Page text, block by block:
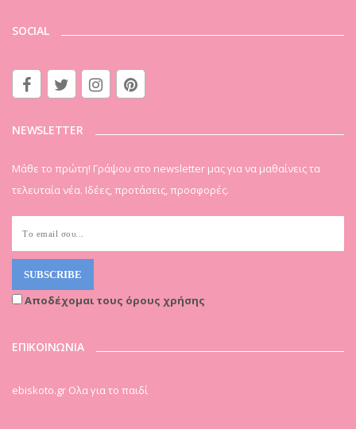
SOCIAL
NEWSLETTER
Μάθε το πρώτη! Γράψου στο newsletter μας για να μαθαίνεις τα
τελευταία νέα. Ιδέες, προτάσεις, προσφορές.
Αποδέχομαι τους όρους χρήσης
ΕΠΙΚΟΙΝΩΝΙΑ
ebiskoto.gr Ολα για το παιδί